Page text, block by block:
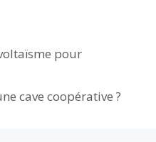
dI A
p
pour
cave coopérative ?